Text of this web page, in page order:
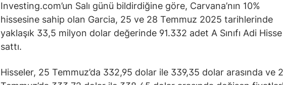
Investing.com’un Salı günü bildirdiğine göre, Carvana’nın 10%
hissesine sahip olan Garcia, 25 ve 28 Temmuz 2025 tarihlerinde
yaklaşık 33,5 milyon dolar değerinde 91.332 adet A Sınıfı Adi Hisse
sattı.
Hisseler, 25 Temmuz’da 332,95 dolar ile 339,35 dolar arasında ve